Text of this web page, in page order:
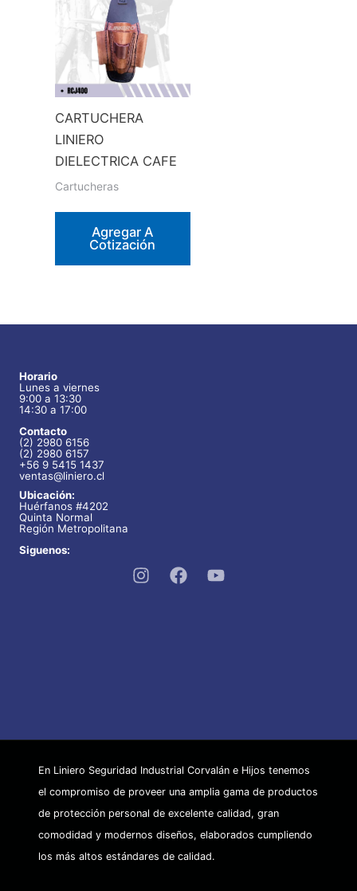
CARTUCHERA
LINIERO
DIELECTRICA CAFE
Cartucheras
Agregar A
Cotización
Horario
Lunes a viernes
9:00 a 13:30
14:30 a 17:00
Contacto
(2) 2980 6156
(2) 2980 6157
+56 9 5415 1437
ventas@liniero.cl
Ubicación:
Huérfanos #4202
Quinta Normal
Región Metropolitana
Siguenos:
En Liniero Seguridad Industrial Corvalán e Hijos tenemos
el compromiso de proveer una amplia gama de productos
de protección personal de excelente calidad, gran
comodidad y modernos diseños, elaborados cumpliendo
los más altos estándares de calidad.